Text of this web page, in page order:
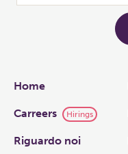
Links
Home
Carreers Hirings
Riguardo noi